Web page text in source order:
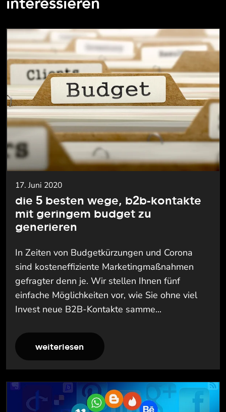
17. Juni 2020
die 5 besten wege, b2b-kontakte
mit geringem budget zu
generieren
In Zeiten von Budgetkürzungen und Corona
sind kosteneffiziente Marketingmaßnahmen
gefragter denn je. Wir stellen Ihnen fünf
einfache Möglichkeiten vor, wie Sie ohne viel
Invest neue B2B-Kontakte samme...
weiterlesen